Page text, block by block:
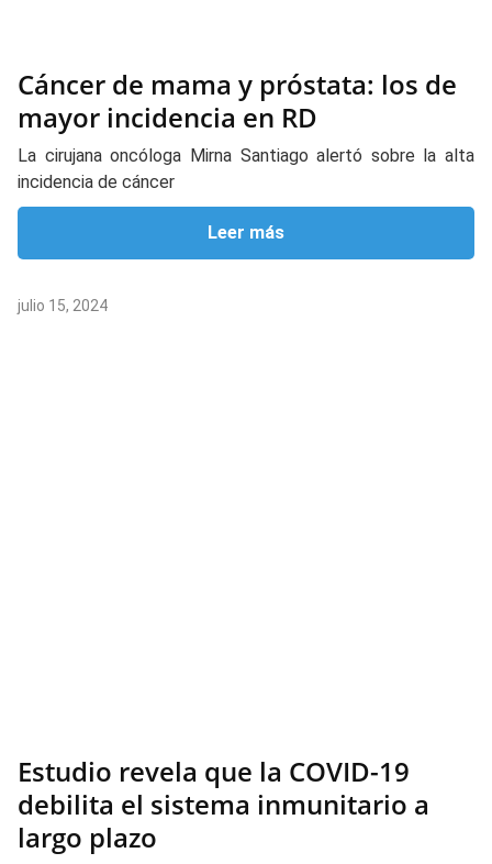
Cáncer de mama y próstata: los de
mayor incidencia en RD
La cirujana oncóloga Mirna Santiago alertó sobre la alta
incidencia de cáncer
Leer más
julio 15, 2024
Estudio revela que la COVID-19
debilita el sistema inmunitario a
largo plazo